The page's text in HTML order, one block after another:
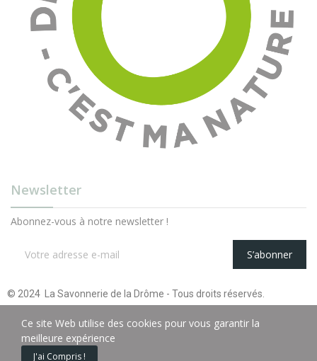
Newsletter
Abonnez-vous à notre newsletter !
S’abonner
© 2024 La Savonnerie de la Drôme - Tous droits réservés.
Ce site Web utilise des cookies pour vous garantir la
meilleure expérience
J'ai Compris !